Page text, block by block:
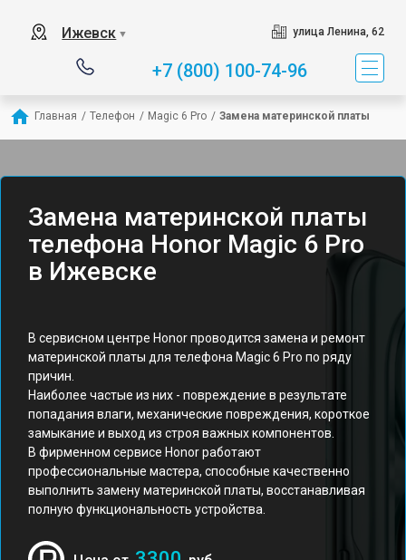
Ижевск ▼ улица Ленина, 62
+7 (800) 100-74-96
Главная / Телефон / Magic 6 Pro / Замена материнской платы
Замена материнской платы
телефона Honor Magic 6 Pro
в Ижевске
В сервисном центре Honor проводится замена и ремонт
материнской платы для телефона Magic 6 Pro по ряду
причин.
Наиболее частые из них - повреждение в результате
попадания влаги, механические повреждения, короткое
замыкание и выход из строя важных компонентов.
В фирменном сервисе Honor работают
профессиональные мастера, способные качественно
выполнить замену материнской платы, восстанавливая
полную функциональность устройства.